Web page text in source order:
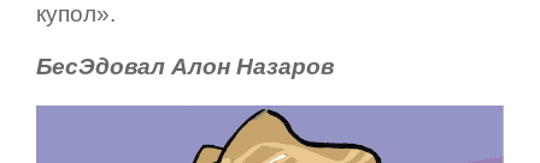
купол».
БесЭдовал Алон Назаров